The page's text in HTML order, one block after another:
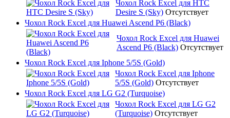
Чохол Rock Excel для HTC
Desire S (Sky) Отсутствует
Чохол Rock Excel для Huawei Ascend P6 (Black)
Чохол Rock Excel для Huawei
Ascend P6 (Black) Отсутствует
Чохол Rock Excel для Iphone 5/5S (Gold)
Чохол Rock Excel для Iphone
5/5S (Gold) Отсутствует
Чохол Rock Excel для LG G2 (Turquoise)
Чохол Rock Excel для LG G2
(Turquoise) Отсутствует